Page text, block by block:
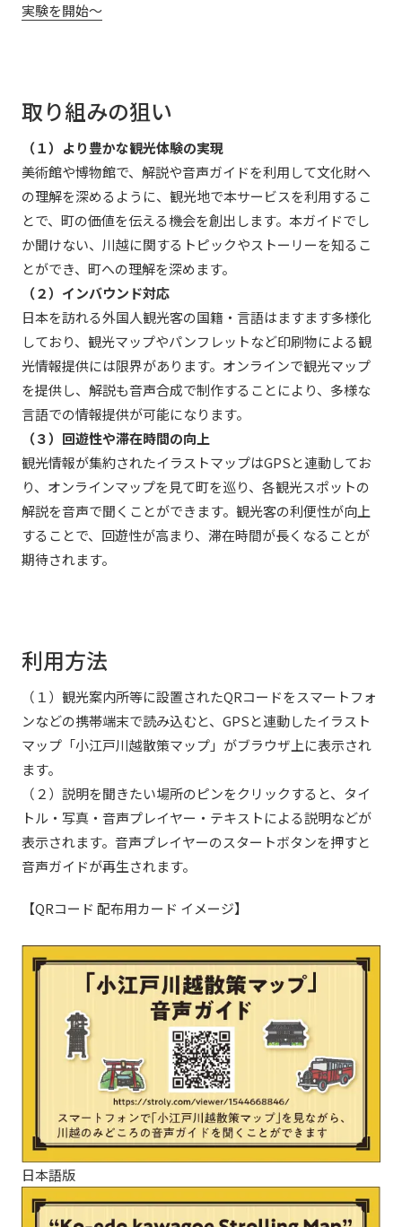
実験を開始～
取り組みの狙い
（１）より豊かな観光体験の実現
美術館や博物館で、解説や音声ガイドを利用して文化財へ
の理解を深めるように、観光地で本サービスを利用するこ
とで、町の価値を伝える機会を創出します。本ガイドでし
か聞けない、川越に関するトピックやストーリーを知るこ
とができ、町への理解を深めます。
（２）インバウンド対応
日本を訪れる外国人観光客の国籍・言語はますます多様化
しており、観光マップやパンフレットなど印刷物による観
光情報提供には限界があります。オンラインで観光マップ
を提供し、解説も音声合成で制作することにより、多様な
言語での情報提供が可能になります。
（３）回遊性や滞在時間の向上
観光情報が集約されたイラストマップはGPSと連動してお
り、オンラインマップを見て町を巡り、各観光スポットの
解説を音声で聞くことができます。観光客の利便性が向上
することで、回遊性が高まり、滞在時間が長くなることが
期待されます。
利用方法
（１）観光案内所等に設置されたQRコードをスマートフォ
ンなどの携帯端末で読み込むと、GPSと連動したイラスト
マップ「小江戸川越散策マップ」がブラウザ上に表示され
ます。
（２）説明を聞きたい場所のピンをクリックすると、タイ
トル・写真・音声プレイヤー・テキストによる説明などが
表示されます。音声プレイヤーのスタートボタンを押すと
音声ガイドが再生されます。
【QRコード 配布用カード イメージ】
日本語版